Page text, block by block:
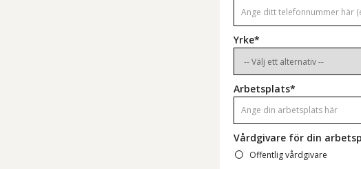
Yrke*
Arbetsplats*
Vårdgivare för din
Offentlig vårdgivare